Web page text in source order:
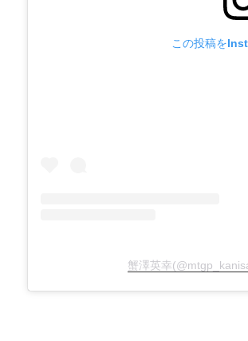
この投稿を
蟹澤英幸